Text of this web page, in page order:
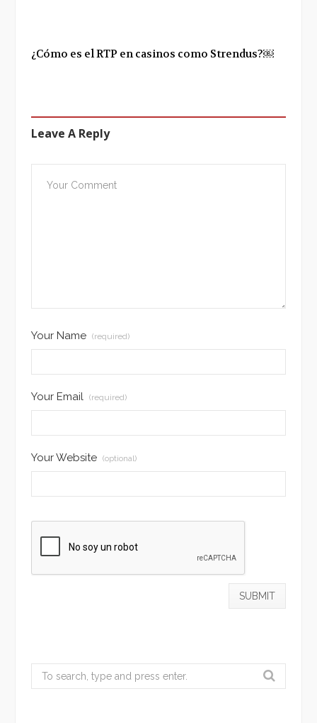
¿Cómo es el RTP en casinos como Strendus?￼
Leave A Reply
Your Name (required)
Your Email (required)
Your Website (optional)
Search
for: